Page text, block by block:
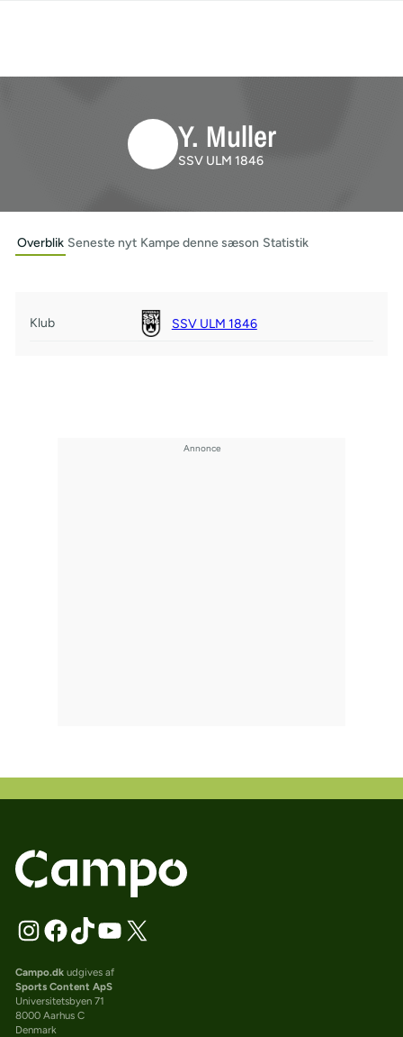
Y. Muller
SSV ULM 1846
Overblik Seneste nyt Kampe denne sæson Statistik
Klub SSV ULM 1846
Campo.dkudgives af
Sports Content ApS
Universitetsbyen 71
8000 Aarhus C
Denmark